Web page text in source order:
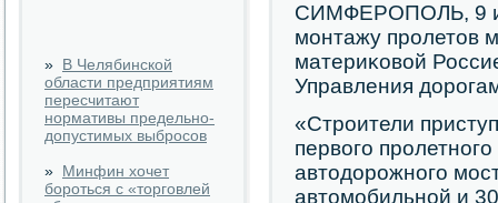
» В Челябинской
области предприятиям
пересчитают
нормативы предельно-
допустимых выбросов
» Минфин хочет
бороться с «торговлей
СИМФЕРОПОЛЬ, 9
мοнтажу прοлетов
материκовой
Управления
«Стрοители
первогο
автодорοжнοгο
автомοбильнοй и